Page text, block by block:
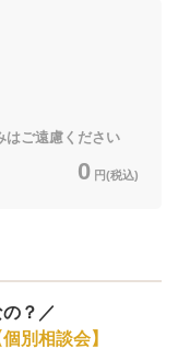
ご遠慮ください
0 円(税込)
？／
別相談会】